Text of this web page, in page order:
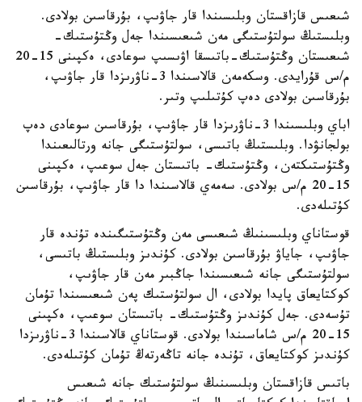
شىعىس قازاقستان وبلىسىندا قار جاۋىپ، بۇرقاسىن بولادى.
وبلىستىڭ سولتۇستىگى مەن شىعىسىندا جەل وڭتۇستىك-
شىعىستان وڭتۇستىك-باتىسقا اۋىسىپ سوعادى، ەكپىنى 15-20
م/س قۇرايدى. وسكەمەن قالاسىندا 3-ناۋرىزدا قار جاۋىپ،
بۇرقاسىن بولادى دەپ كۇتىلىپ وتىر.
اباي وبلىسىندا 3-ناۋرىزدا قار جاۋىپ، بۇرقاسىن سوعادى دەپ
بولجانۋدا. وبلىستىڭ باتىسى، سولتۇستىگى جانە ورتالىعىندا
وڭتۇستىكتەن، وڭتۇستىك- باتىستان جەل سوعىپ، ەكپىنى
15-20 م/س بولادى. سەمەي قالاسىندا دا قار جاۋىپ، بۇرقاسىن
كۇتىلەدى.
قوستاناي وبلىسىنىڭ شىعىسى مەن وڭتۇستىگىندە تۇندە قار
جاۋىپ، جاياۋ بۇرقاسىن بولادى. كۇندىز وبلىستىڭ باتىسى،
سولتۇستىگى جانە شىعىسىندا جاڭبىر مەن قار جاۋىپ،
كوكتايعاق پايدا بولادى، ال سولتۇستىك پەن شىعىسىندا تۇمان
تۇسەدى. جەل كۇندىز وڭتۇستىك- باتىستان سوعىپ، ەكپىنى
15-20 م/س شاماسىندا بولادى. قوستاناي قالاسىندا 3-ناۋرىزدا
كۇندىز كوكتايعاق، تۇندە جانە تاڭەرتەڭ تۇمان كۇتىلەدى.
باتىس قازاقستان وبلىسىنىڭ سولتۇستىك جانە شىعىس